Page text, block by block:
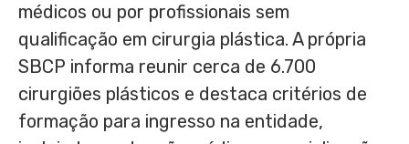
médicos ou por profissionais sem
qualificação em cirurgia plástica. A própria
SBCP informa reunir cerca de 6.700
cirurgiões plásticos e destaca critérios de
formação para ingresso na entidade,